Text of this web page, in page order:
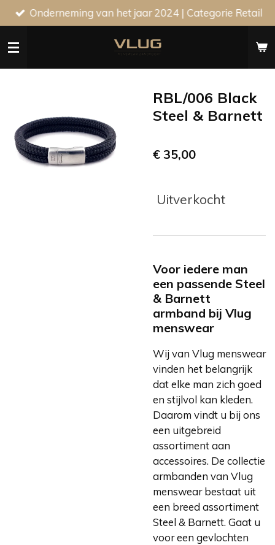
Ga
direct
naar
Onderneming van het jaar 2024 | Categorie Retail
RBL/006 Black
Steel & Barnett
€ 35,00
Uitverkocht
Voor iedere man
een passende Steel
& Barnett
armband bij Vlug
menswear
Wij van Vlug menswear
vinden het belangrijk
dat elke man zich goed
en stijlvol kan kleden.
Daarom vindt u bij ons
een uitgebreid
assortiment aan
accessoires. De collectie
armbanden van Vlug
menswear bestaat uit
een breed assortiment
Steel & Barnett. Gaat u
voor een gevlochten